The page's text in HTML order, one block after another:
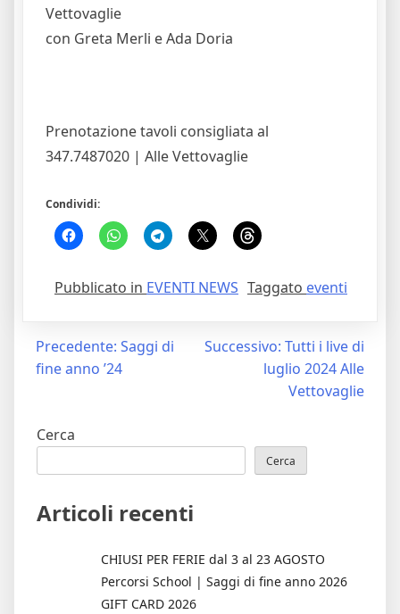
Vettovaglie
con Greta Merli e Ada Doria
Prenotazione tavoli consigliata al
347.7487020 | Alle Vettovaglie
Condividi:
Pubblicato in EVENTI NEWS Taggato eventi
Navigazione
Precedente: Saggi di
fine anno ’24
Successivo: Tutti i live di
luglio 2024 Alle
Vettovaglie
Cerca
Cerca
Articoli recenti
CHIUSI PER FERIE dal 3 al 23 AGOSTO
Percorsi School | Saggi di fine anno 2026
GIFT CARD 2026